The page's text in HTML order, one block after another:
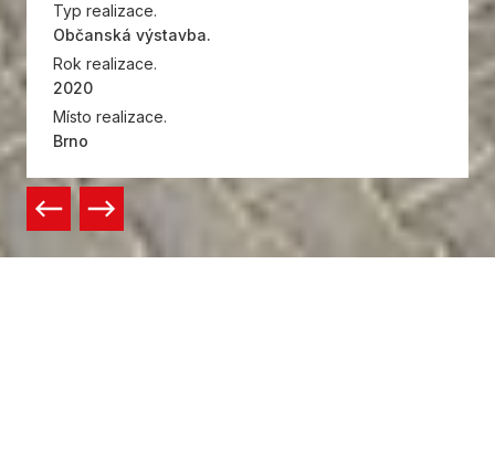
Typ realizace.
Občanská výstavba.
Rok realizace.
2020
Místo realizace.
Brno